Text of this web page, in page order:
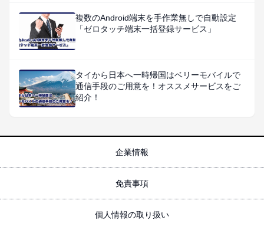
複数のAndroid端末を手作業無しで自動設定
「ゼロタッチ端末一括登録サービス」
タイから日本へ一時帰国はベリーモバイルで
通信手段のご用意を！オススメサービスをご
紹介！
企業情報
免責事項
個人情報の取り扱い